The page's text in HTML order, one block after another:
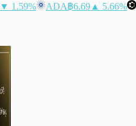
▼ 1.59% ADA฿6.69 ▲ 5.66%